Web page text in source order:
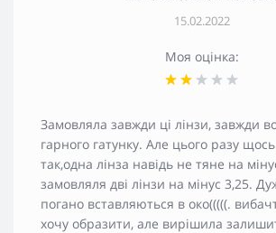
15.02.2022
Моя оцінка:
Замовляла завжди ці лінзи, завжди
гарного гатунку. Але цього разу
так,одна лінза навідь не тяне на
замовляля дві лінзи на мінус 3,25.
погано вставляються в око(((((.
хочу образити, але вирішила